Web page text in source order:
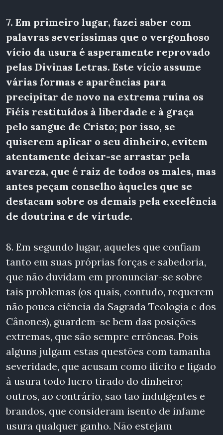
7. Em primeiro lugar, fazei saber com
palavras severíssimas que o vergonhoso
vício da usura é asperamente reprovado
pelas Divinas Letras. Este vício assume
várias formas e aparências para
precipitar de novo na extrema ruína os
Fiéis restituídos à liberdade e à graça
pelo sangue de Cristo; por isso, se
quiserem aplicar o seu dinheiro, evitem
atentamente deixar-se arrastar pela
avareza, que é raiz de todos os males, mas
antes peçam conselho àqueles que se
destacam sobre os demais pela excelência
de doutrina e de virtude.
8. Em segundo lugar, aqueles que confiam
tanto em suas próprias forças e sabedoria,
que não duvidam em pronunciar-se sobre
tais problemas (os quais, contudo, requerem
não pouca ciência da Sagrada Teologia e dos
Cânones), guardem-se bem das posições
extremas, que são sempre errôneas. Pois
alguns julgam estas questões com tamanha
severidade, que acusam como ilícito e ligado
à usura todo lucro tirado do dinheiro;
outros, ao contrário, são tão indulgentes e
brandos, que consideram isento de infame
usura qualquer ganho. Não estejam